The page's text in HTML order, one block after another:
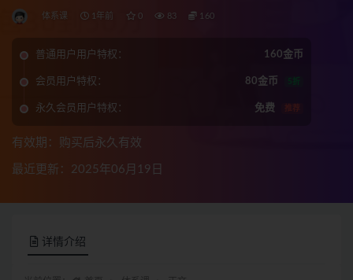
体系课 1年前 0 83 160
普通用户用户特权： 160金币
会员用户特权： 80金币 5折
永久会员用户特权： 免费 推荐
有效期：购买后永久有效
最近更新：2025年06月19日
详情介绍